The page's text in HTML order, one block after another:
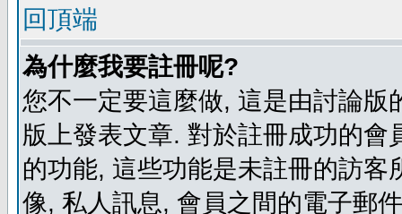
回頂端
為什麼我要註冊呢?
您不一定要這麼做, 這是由討論
版上發表文章. 對於註冊成功的
的功能, 這些功能是未註冊的訪
像, 私人訊息, 會員之間的電子郵